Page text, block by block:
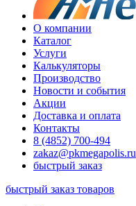
О компании
Каталог
Услуги
Калькуляторы
Производство
Новости и события
Акции
Доставка и оплата
Контакты
8 (4852) 700-494
zakaz@pkmegapolis.ru
быстрый заказ
быстрый заказ товаров